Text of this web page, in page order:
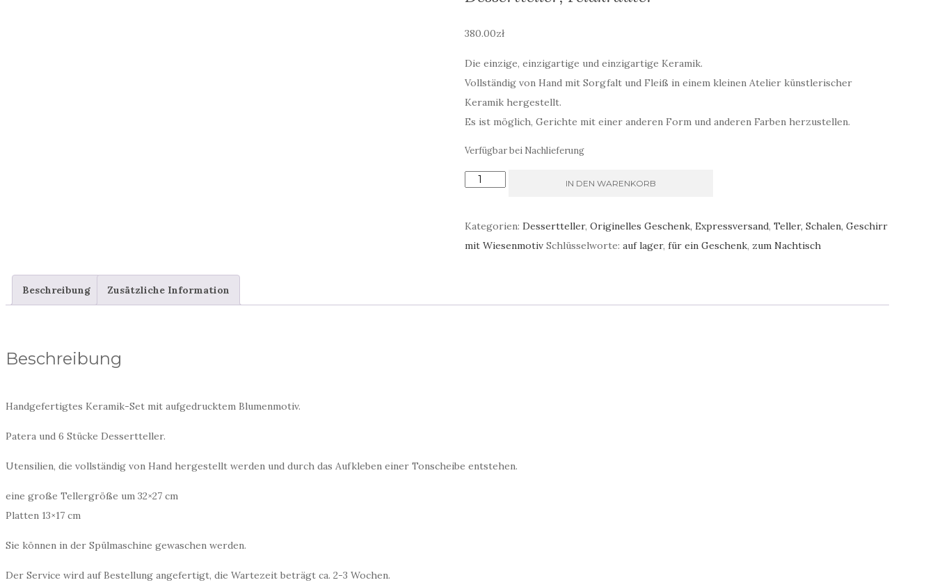
380.00zł
Die einzige, einzigartige und einzigartige Keramik.
Vollständig von Hand mit Sorgfalt und Fleiß in einem kleinen Atelier künstlerischer
Keramik hergestellt.
Es ist möglich, Gerichte mit einer anderen Form und anderen Farben herzustellen.
Verfügbar bei Nachlieferung
Dessertteller,
IN DEN WARENKORB
Kategorien:Dessertteller,Originelles Geschenk, Expressversand,Teller, Schalen, Geschirr
mit Wiesenmotiv Schlüsselworte:auf lager,für ein Geschenk, zum Nachtisch
Beschreibung Zusätzliche Information
Beschreibung
Handgefertigtes Keramik-Set mit aufgedrucktem Blumenmotiv.
Patera und 6 Stücke Dessertteller.
Utensilien, die vollständig von Hand hergestellt werden und durch das Aufkleben einer Tonscheibe entstehen.
eine große Tellergröße um 32×27 cm
Platten 13×17 cm
Sie können in der Spülmaschine gewaschen werden.
Der Service wird auf Bestellung angefertigt, die Wartezeit beträgt ca. 2-3 Wochen.